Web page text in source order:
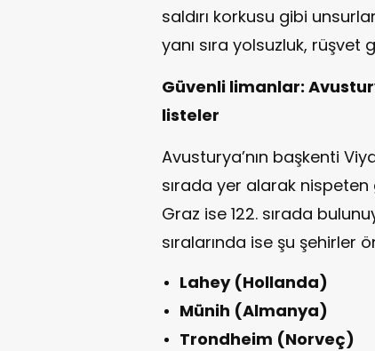
saldırı korkusu gibi
yanı sıra yolsuzluk,
Güvenli limanlar:
listeler
Avusturya’nın başkenti
sırada yer alarak
Graz ise 122. sırada
sıralarında ise şu şehirler
Lahey (Hollanda)
Münih (Almanya)
Trondheim (Norveç)